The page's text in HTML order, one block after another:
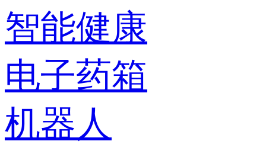
智能健康
电子药箱
机器人